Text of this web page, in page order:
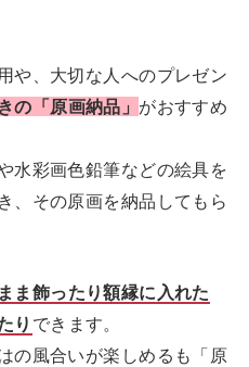
や、大切な人へのプレゼン
の「原画納品」 がおすすめ
水彩画色鉛筆などの絵具を
、その原画を納品してもら
ま飾ったり額縁に入れた
り できます。
の風合いが楽しめるも「原